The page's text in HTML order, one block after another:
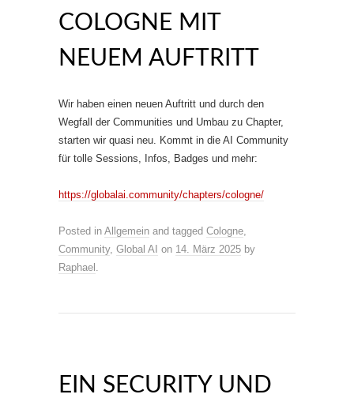
COLOGNE MIT
NEUEM AUFTRITT
Wir haben einen neuen Auftritt und durch den
Wegfall der Communities und Umbau zu Chapter,
starten wir quasi neu. Kommt in die AI Community
für tolle Sessions, Infos, Badges und mehr:
https://globalai.community/chapters/cologne/
Posted in Allgemein and tagged Cologne,
Community, Global AI on 14. März 2025 by
Raphael .
EIN SECURITY UND